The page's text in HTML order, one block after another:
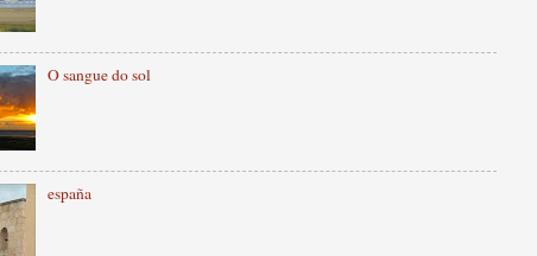
O sangue do sol
españa